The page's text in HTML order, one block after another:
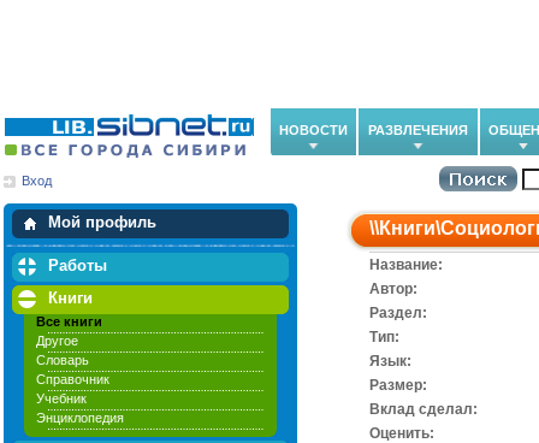
НОВОСТИ РАЗВЛЕЧЕНИЯ
Вход
Мой профиль
Мои закладки
Работы
Книги
Все книги
Другое
Словарь
Справочник
Учебник
Энциклопедия
\\Книги\
Название:
Автор:
Раздел:
Тип:
Язык:
Размер:
Вклад сделал:
Оценить: